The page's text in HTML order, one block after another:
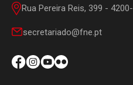
Rua Pereira Reis, 399 -
secretariado@fne.pt